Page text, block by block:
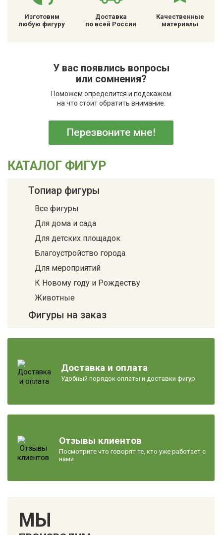
КАТАЛОГ ФИГУР
Топиар фигуры
Все фигуры
Для дома и сада
Для детских площадок
Благоустройство города
Для мероприятий
К Новому году и Рождеству
Животные
Фигуры на заказ
Доставка и оплата
Удобный порядок оплаты и доставки фигур
Отзывы клиентов
Посмотрите что говорят те, кто уже работает с
нами
МЫ
Изготовим
любую фигуру
Доставка
по всей России
Качественные
материалы
У вас появлись вопросы
или сомнения?
Поможем определится и подскажем
на что стоит обратить внимание.
Перезвоните мне!